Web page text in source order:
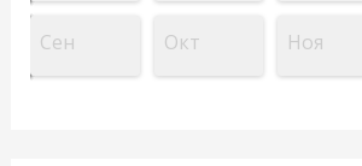
Сен Окт Ноя